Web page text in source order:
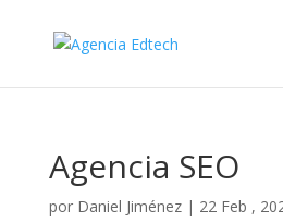
Agencia SEO
por Daniel Jiménez| 22 Feb ,